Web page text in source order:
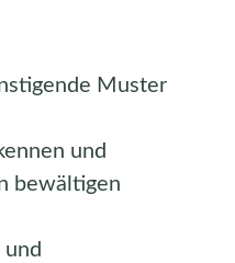
Muster
und
bewältigen